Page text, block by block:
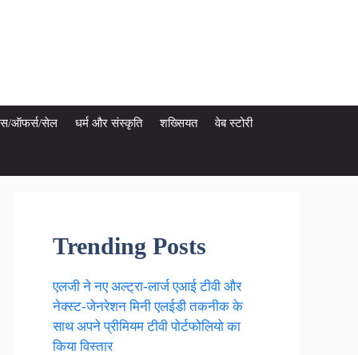
ऑफर्स/सेल धर्म और संस्कृति शख्सियत वेब स्टोरी
Trending Posts
एलजी ने नए अल्ट्रा-लार्ज एआई टीवी और
नेक्स्ट-जेनरेशन मिनी एलईडी तकनीक के
साथ अपने प्रीमियम टीवी पोर्टफोलियो का
किया विस्तार